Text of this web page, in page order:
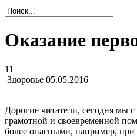
Оказание
11
Здоровье 05.05.2016
Дорогие читатели, сегодня мы
грамотной и своевременной
более опасными, например,